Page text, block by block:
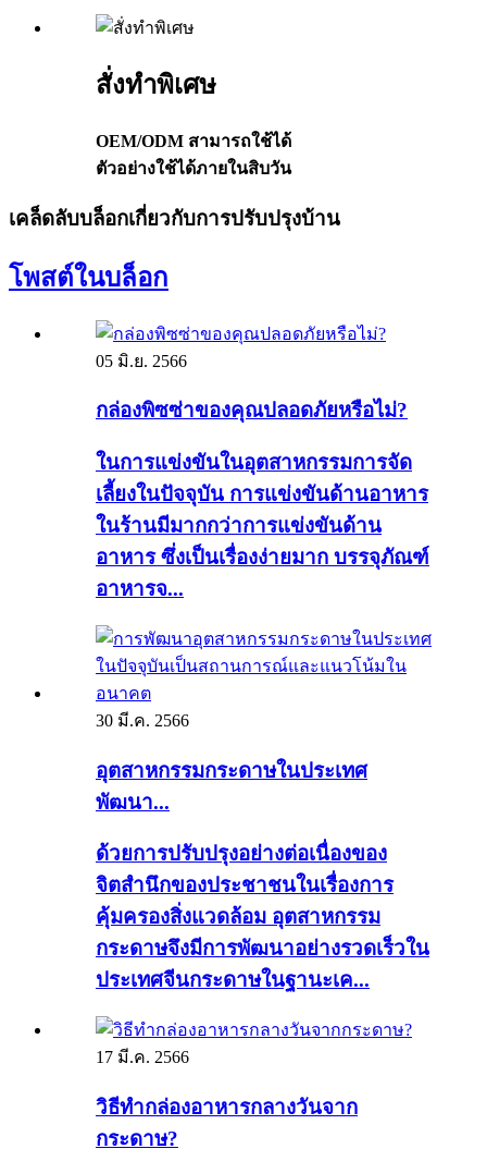
สั่งทำพิเศษ
OEM/ODM สามารถใช้ได้
ตัวอย่างใช้ได้ภายในสิบวัน
เคล็ดลับบล็อกเกี่ยวกับการปรับปรุงบ้าน
โพสต์ในบล็อก
05 มิ.ย. 2566
กล่องพิซซ่าของคุณปลอดภัยหรือไม่?
ในการแข่งขันในอุตสาหกรรมการจัด
เลี้ยงในปัจจุบัน การแข่งขันด้านอาหาร
ในร้านมีมากกว่าการแข่งขันด้าน
อาหาร ซึ่งเป็นเรื่องง่ายมาก บรรจุภัณฑ์
อาหารจ...
30 มี.ค. 2566
อุตสาหกรรมกระดาษในประเทศ
พัฒนา...
ด้วยการปรับปรุงอย่างต่อเนื่องของ
จิตสำนึกของประชาชนในเรื่องการ
คุ้มครองสิ่งแวดล้อม อุตสาหกรรม
กระดาษจึงมีการพัฒนาอย่างรวดเร็วใน
ประเทศจีนกระดาษในฐานะเค...
17 มี.ค. 2566
วิธีทำกล่องอาหารกลางวันจาก
กระดาษ?